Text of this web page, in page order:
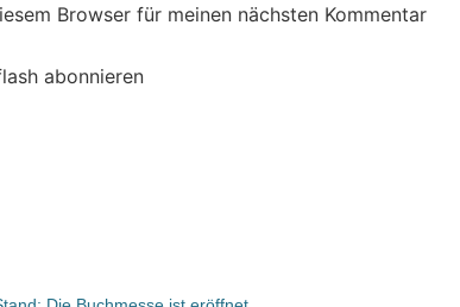
Browser für meinen nächsten Kommentar
abonnieren